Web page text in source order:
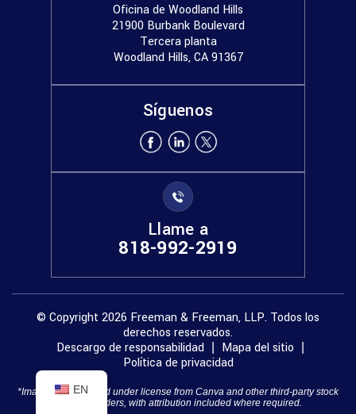
Oficina de Woodland Hills
21900 Burbank Boulevard
Tercera planta
Woodland Hills, CA 91367
Síguenos
Llame a
818-992-2919
© Copyright 2026 Freeman & Freeman, LLP. Todos los
derechos reservados.
Descargo de responsabilidad
Mapa del sitio
Política de privacidad
*Images are obtained under license from Canva and other third-party stock
image providers, with attribution included where required.
EN